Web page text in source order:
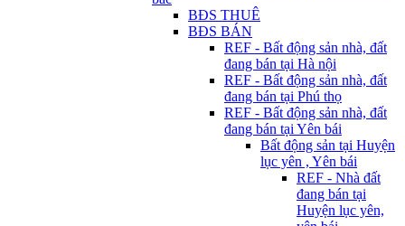
BĐS THUÊ
BĐS BÁN
REF - Bất động sản nhà, đất
đang bán tại Hà nội
REF - Bất động sản nhà, đất
đang bán tại Phú thọ
REF - Bất động sản nhà, đất
đang bán tại Yên bái
Bất động sản tại Huyện
lục yên , Yên bái
REF - Nhà đất
đang bán tại
Huyện lục yên,